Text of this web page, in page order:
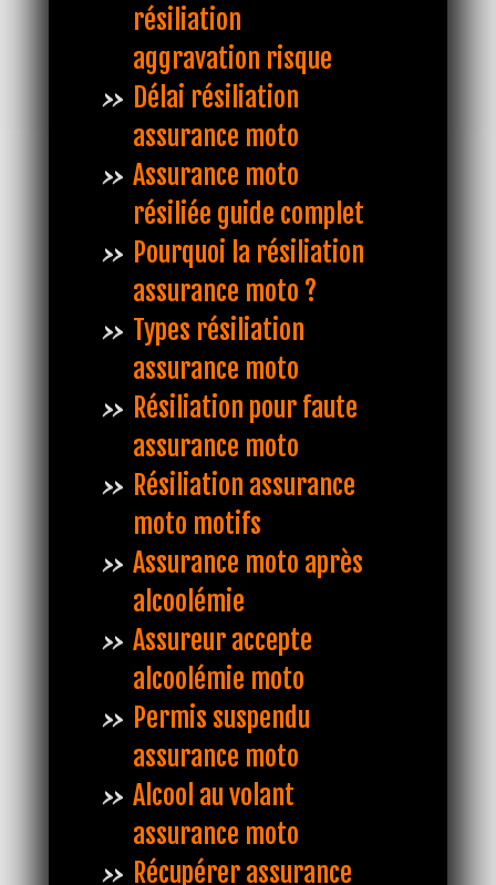
résiliation
aggravation risque
Délai résiliation
assurance moto
Assurance moto
résiliée guide complet
Pourquoi la résiliation
assurance moto ?
Types résiliation
assurance moto
Résiliation pour faute
assurance moto
Résiliation assurance
moto motifs
Assurance moto après
alcoolémie
Assureur accepte
alcoolémie moto
Permis suspendu
assurance moto
Alcool au volant
assurance moto
Récupérer assurance